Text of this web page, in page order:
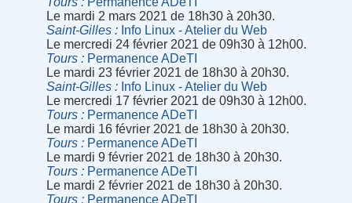
Le mardi 2 mars 2021 de 18h30 à 20h30.
Saint-Gilles
Info Linux - Atelier du Web
Le mercredi 24 février 2021 de 09h30 à 12h00.
Tours
Permanence ADeTI
Le mardi 23 février 2021 de 18h30 à 20h30.
Saint-Gilles
Info Linux - Atelier du Web
Le mercredi 17 février 2021 de 09h30 à 12h00.
Tours
Permanence ADeTI
Le mardi 16 février 2021 de 18h30 à 20h30.
Tours
Permanence ADeTI
Le mardi 9 février 2021 de 18h30 à 20h30.
Tours
Permanence ADeTI
Le mardi 2 février 2021 de 18h30 à 20h30.
Tours
Permanence ADeTI